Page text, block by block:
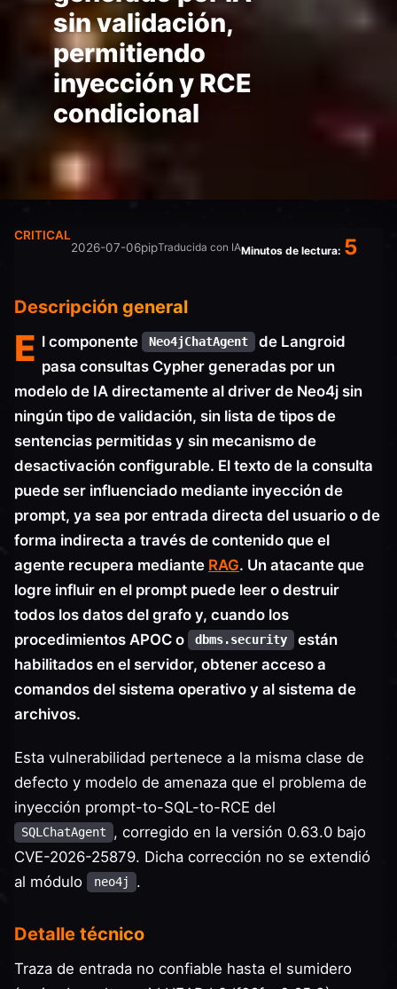
sin validación,
permitiendo
inyección y RCE
condicional
CRITICAL
2026-07-06pipTraducida con IAMinutos de lectura: 5
Descripción general
E l componente Neo4jChatAgent
de Langroid
pasa consultas Cypher generadas por un
modelo de IA directamente al driver de Neo4j sin
ningún tipo de validación, sin lista de tipos de
sentencias permitidas y sin mecanismo de
desactivación configurable. El texto de la consulta
puede ser influenciado mediante inyección de
prompt, ya sea por entrada directa del usuario o de
forma indirecta a través de contenido que el
agente recupera mediante RAG. Un atacante que
logre influir en el prompt puede leer o destruir
todos los datos del grafo y, cuando los
procedimientos APOC o
dbms.security
están
habilitados en el servidor, obtener acceso a
comandos del sistema operativo y al sistema de
archivos.
Esta vulnerabilidad pertenece a la misma clase de
defecto y modelo de amenaza que el problema de
inyección prompt-to-SQL-to-RCE del
SQLChatAgent
, corregido en la versión 0.63.0 bajo
CVE-2026-25879. Dicha corrección no se extendió
al módulo
neo4j .
Detalle técnico
Traza de entrada no confiable hasta el sumidero